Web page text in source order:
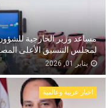
مساعد وزير الخارجية
لمجلس التنسيق الأعلى
يناير 01, 2026
اخبار عربية وعالمية